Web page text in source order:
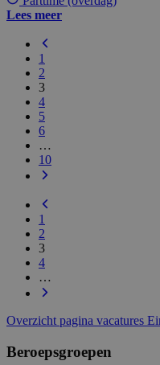
Lees meer
1
2
3
4
5
6
…
10
1
2
3
4
…
Overzicht pagina vacatures
Beroepsgroepen